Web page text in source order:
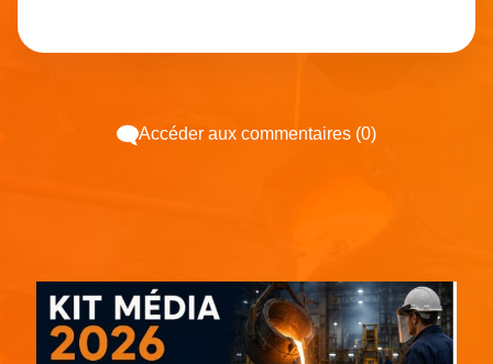
Accéder aux commentaires (0)